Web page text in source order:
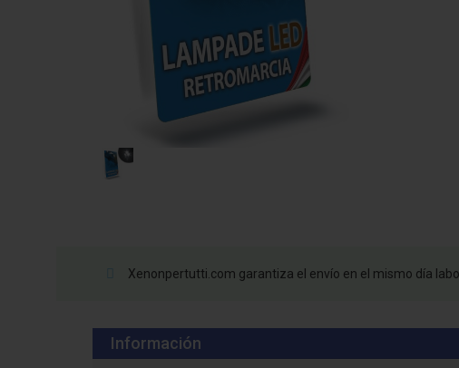
Xenonpertutti.com garantiza el envío en el mismo día
Información